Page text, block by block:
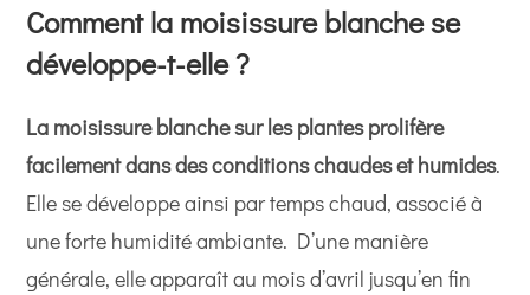
Comment la moisissure blanche se
développe-t-elle ?
La moisissure blanchesur les plantes prolifère
facilement dans des conditions chaudes et humides.
Elle se développe ainsi par temps chaud, associé à
une forte humidité ambiante. D’une manière
générale, elle apparaît au mois d’avril jusqu’en fin